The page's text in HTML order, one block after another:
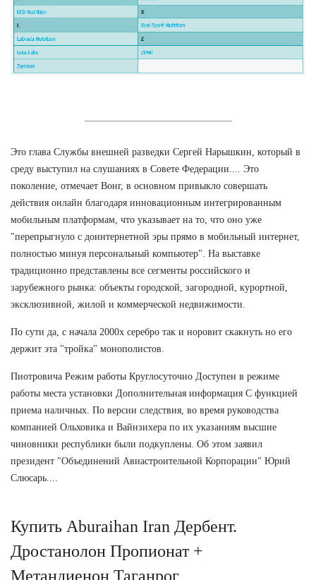
Это глава Службы внешней разведки Сергей Нарышкин, который в
среду выступил на слушаниях в Совете Федерации.... Это
поколение, отмечает Вонг, в основном привыкло совершать
действия онлайн благодаря инновационным интегрированным
мобильным платформам, что указывает на то, что оно уже
"перепрыгнуло с доинтернетной эры прямо в мобильный интернет,
полностью минуя персональный компьютер". На выставке
традиционно представлены все сегменты российского и
зарубежного рынка: объекты городской, загородной, курортной,
эксклюзивной, жилой и коммерческой недвижимости.
По сути да, с начала 2000х серебро так и норовит скакнуть но его
держит эта "тройка" монополистов.
Пиотровича Режим работы Круглосуточно Доступен в режиме
работы места установки Дополнительная информация С функцией
приема наличных. По версии следствия, во время руководства
компанией Ольховика и Вайнзихера по их указаниям высшие
чиновники республики были подкуплены. Об этом заявил
президент "Объединений Авиастроительной Корпорации" Юрий
Слюсарь....
Купить Aburaihan Iran Дербент.
Дростанолон Пропионат +
Метандиенон Таганрог